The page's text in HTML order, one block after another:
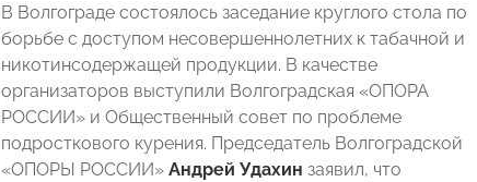
В Волгограде состоялось заседание круглого стола по
борьбе с доступом несовершеннолетних к табачной и
никотинсодержащей продукции. В качестве
организаторов выступили Волгоградская «ОПОРА
РОССИИ» и Общественный совет по проблеме
подросткового курения. Председатель Волгоградской
«ОПОРЫ РОССИИ» Андрей Удахин заявил, что